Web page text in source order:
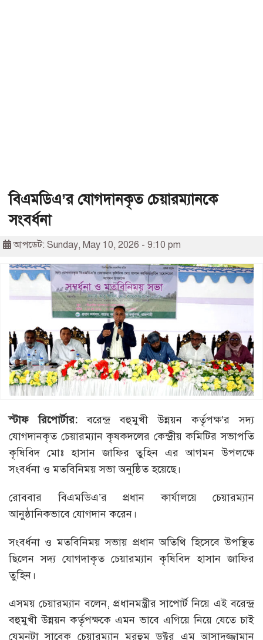
বিএমডিএ’র যোগদানকৃত চেয়ারম্যানকে
সংবর্ধনা
আপডেট: Sunday, May 10, 2026 - 9:10 pm
স্টাফ রিপোর্টার: বরেন্দ্র বহুমুখী উন্নয়ন কর্তৃপক্ষ’র সদ্য
যোগদানকৃত চেয়ারম্যান কৃষকদলের কেন্দ্রীয় কমিটির সভাপতি
কৃষিবিদ মোঃ হাসান জাফির তুহিন এর আগমন উপলক্ষে
সংবর্ধনা ও মতবিনিময় সভা অনুষ্ঠিত হয়েছে।
রোববার বিএমডিএ’র প্রধান কার্যালয়ে চেয়ারম্যান
আনুষ্ঠানিকভাবে যোগদান করেন।
সংবর্ধনা ও মতবিনিময় সভায় প্রধান অতিথি হিসেবে উপস্থিত
ছিলেন সদ্য যোগদাকৃত চেয়ারম্যান কৃষিবিদ হাসান জাফির
তুহিন।
এসময় চেয়ারম্যান বলেন, প্রধানমন্ত্রীর সাপোর্ট নিয়ে এই বরেন্দ্র
বহুমুখী উন্নয়ন কর্তৃপক্ষকে এমন ভাবে এগিয়ে নিয়ে যেতে চাই
যেমনটা সাবেক চেয়ারম্যান মরহুম ডক্টর এম আসাদুজ্জামান